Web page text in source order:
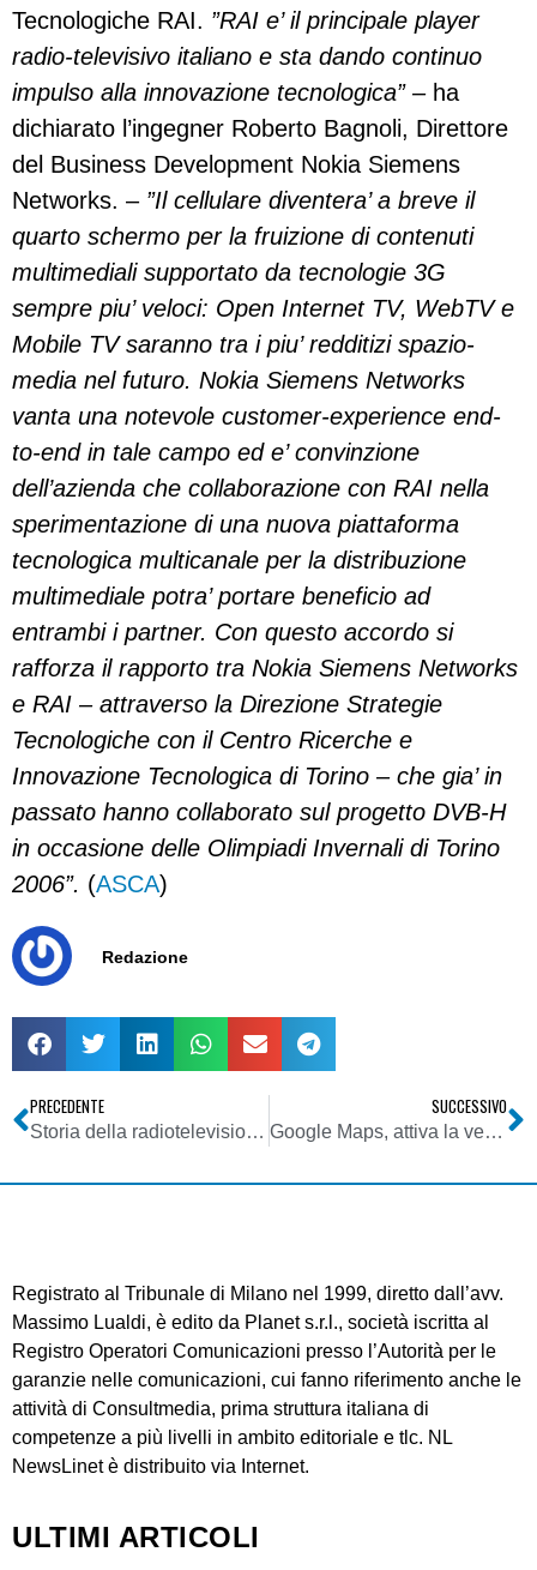
Tecnologiche RAI. ”RAI e’ il principale player
radio-televisivo italiano e sta dando continuo
impulso alla innovazione tecnologica” –ha
dichiarato l’ingegner Roberto Bagnoli, Direttore
del Business Development Nokia Siemens
Networks. – ”Il cellulare diventera’ a breve il
quarto schermo per la fruizione di contenuti
multimediali supportato da tecnologie 3G
sempre piu’ veloci: Open Internet TV, WebTV e
Mobile TV saranno tra i piu’ redditizi spazio-
media nel futuro. Nokia Siemens Networks
vanta una notevole customer-experience end-
to-end in tale campo ed e’ convinzione
dell’azienda che collaborazione con RAI nella
sperimentazione di una nuova piattaforma
tecnologica multicanale per la distribuzione
multimediale potra’ portare beneficio ad
entrambi i partner. Con questo accordo si
rafforza il rapporto tra Nokia Siemens Networks
e RAI – attraverso la Direzione Strategie
Tecnologiche con il Centro Ricerche e
Innovazione Tecnologica di Torino – che gia’ in
passato hanno collaborato sul progetto DVB-H
in occasione delle Olimpiadi Invernali di Torino
2006”. (ASCA)
Redazione
PRECEDENTE
Storia della radiotelevisione italiana. Tempo Tv e TVL Televisione Libera: le prime tv private. Nel 1956 e 1957!
SUCCESSIVO
Google Maps, attiva la versione beta: novità per gli appassionati e i professionisti
Registrato al Tribunale di Milano nel 1999, diretto dall’avv.
Massimo Lualdi, è edito da Planet s.r.l., società iscritta al
Registro Operatori Comunicazioni presso l’Autorità per le
garanzie nelle comunicazioni, cui fanno riferimento anche le
attività di Consultmedia, prima struttura italiana di
competenze a più livelli in ambito editoriale e tlc. NL
NewsLinet è distribuito via Internet.
ULTIMI ARTICOLI